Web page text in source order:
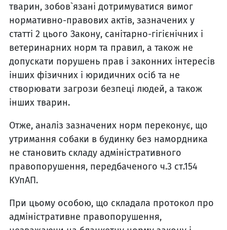
тварин, зобов`язані дотримуватися вимог
нормативно-правових актів, зазначених у
статті 2 цього Закону, санітарно-гігієнічних і
ветеринарних норм та правил, а також не
допускати порушень прав і законних інтересів
інших фізичних і юридичних осіб та не
створювати загрози безпеці людей, а також
інших тварин.
Отже, аналіз зазначених норм переконує, що
утримання собаки в будинку без намордника
не становить складу адміністративного
правопорушення, передбаченого ч.3 ст.154
КУпАП.
При цьому особою, що складала протокол про
адміністративне правопорушення,